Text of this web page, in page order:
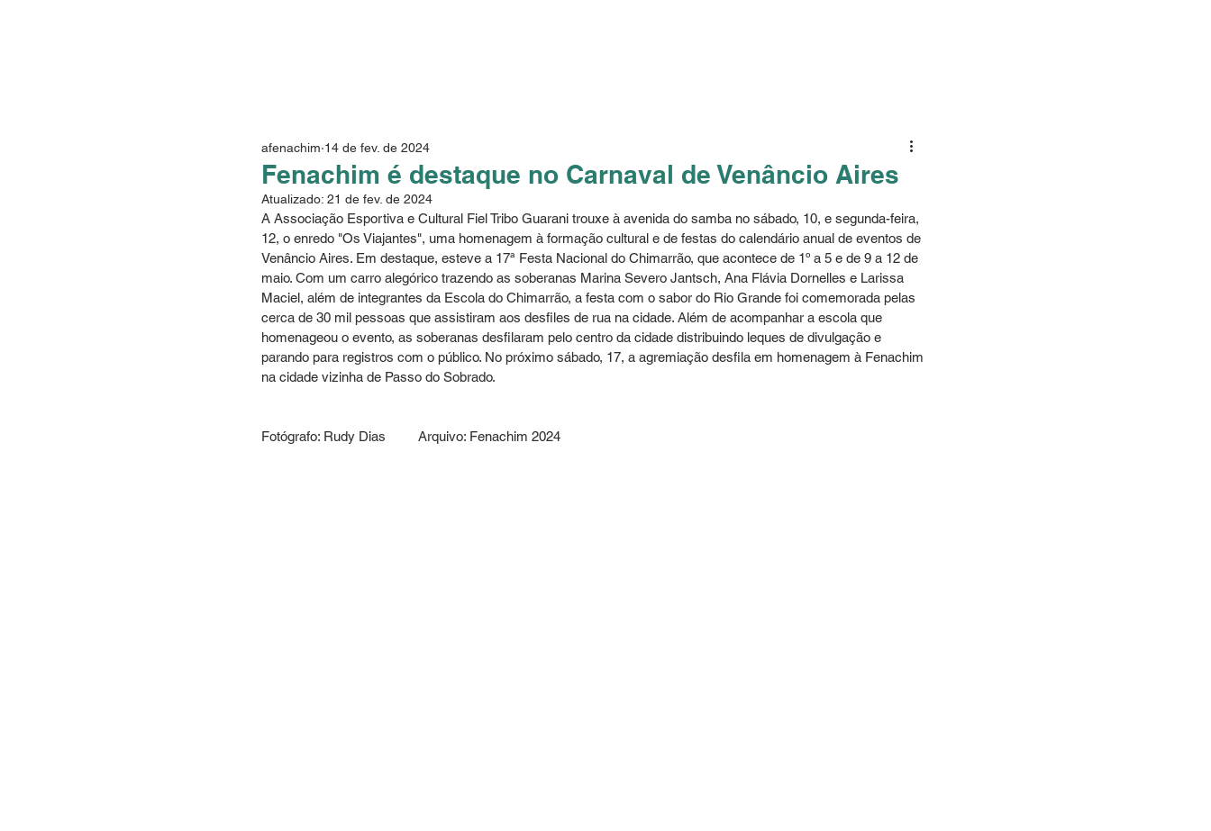
Fenachim é destaque no Carnaval de Venâncio Aires
afenachim 14 de fev. de 2024
Atualizado: 21 de fev. de 2024
A Associação Esportiva e Cultural Fiel Tribo Guarani trouxe à avenida do samba no sábado, 10, e segunda-feira,
12, o enredo "Os Viajantes", uma homenagem à formação cultural e de festas do calendário anual de eventos de
Venâncio Aires. Em destaque, esteve a 17ª Festa Nacional do Chimarrão, que acontece de 1º a 5 e de 9 a 12 de
maio. Com um carro alegórico trazendo as soberanas Marina Severo Jantsch, Ana Flávia Dornelles e Larissa
Maciel, além de integrantes da Escola do Chimarrão, a festa com o sabor do Rio Grande foi comemorada pelas
cerca de 30 mil pessoas que assistiram aos desfiles de rua na cidade. Além de acompanhar a escola que
homenageou o evento, as soberanas desfilaram pelo centro da cidade distribuindo leques de divulgação e
parando para registros com o público. No próximo sábado, 17, a agremiação desfila em homenagem à Fenachim
na cidade vizinha de Passo do Sobrado.
Fotógrafo: Rudy Dias         Arquivo: Fenachim 2024